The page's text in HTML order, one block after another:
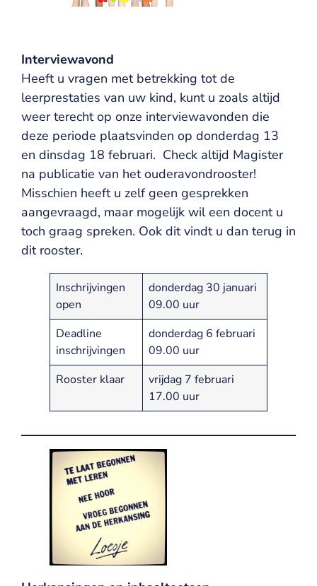
Interviewavond
Heeft u vragen met betrekking tot de
leerprestaties van uw kind, kunt u zoals altijd
weer terecht op onze interviewavonden die
deze periode plaatsvinden op donderdag 13
en dinsdag 18 februari. Check altijd Magister
na publicatie van het ouderavondrooster!
Misschien heeft u zelf geen gesprekken
aangevraagd, maar mogelijk wil een docent u
toch graag spreken. Ook dit vindt u dan terug in
dit rooster.
Inschrijvingen
open
donderdag 30 januari
09.00 uur
Deadline
inschrijvingen
donderdag 6 februari
09.00 uur
Rooster klaar
vrijdag 7 februari
17.00 uur